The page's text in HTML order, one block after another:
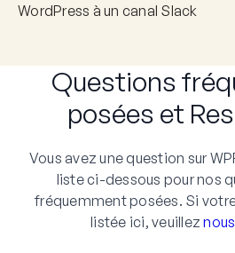
WordPress à un canal Slack
Questions
posées et
Vous avez une question sur
liste ci-dessous pour nos
fréquemment posées. Si
listée ici, veuillez